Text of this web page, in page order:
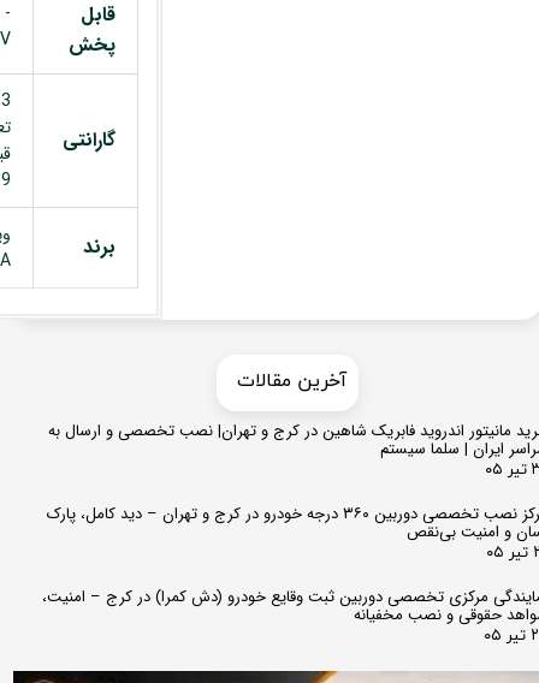
قابل
پخش
-
گارانتی
9 ماه خدمات
برند
مانیتور اندروید فابریک شاهین در کرج و تهران| نصب تخصصی و ارسال به
ایران | سلما سیستم
مرکز نصب تخصصی دوربین ۳۶۰ درجه خودرو در کرج و تهران – دید کامل، پارک
و امنیت بی‌نقص
مرکزی تخصصی دوربین ثبت وقایع خودرو (دش کمرا) در کرج – امنیت،
حقوقی و نصب مخفیانه
​​آخرین مقالات